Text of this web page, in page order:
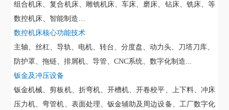
组合机床、复合机床、雕铣机床、车床、磨床、钻床、铣床、等
数控机床、智能制造…
数控机床核心功能技术
主轴、丝杠、导轨、电机、转台、分度盘、动力头、刀塔刀库、
防护罩、拖链、排屑机、导管、CNC系统、数字化制造...
钣金及冲压设备
钣金机械、剪板机、折弯机、开槽机、开卷校平、上下料、冲床
压力机、弯管机、表面处理、钣金辅助及周边设备、工厂数字化